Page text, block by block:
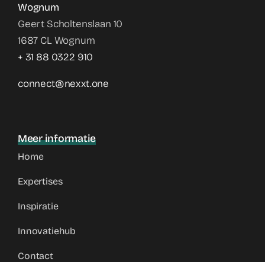
Wognum
Geert Scholtenslaan 10
1687 CL Wognum
+ 31 88 0322 910
connect@nexxt.one
Meer informatie
Home
Expertises
Inspiratie
Innovatiehub
Contact